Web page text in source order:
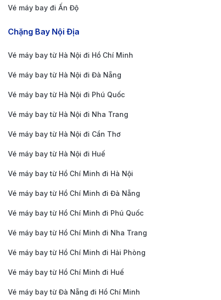
từ Phú Quốc đến Madrid, bạn cần lưu ý một số kinh
nghiệm sau:
bạn có nhiều lựa chọn về lịch trình và giá vé tốt
hơn. Giá vé thường tăng cao vào các dịp lễ, tết
hoặc mùa du lịch cao điểm, vì vậy hãy lên kế
Theo dõi các chương trình khuyến mãi:
hàng không thường xuyên tổ chức các đợt giảm
giá vào các dịp lễ hoặc mùa thấp điểm. Bạn có thể
dễ dàng so sánh giá vé từ nhiều hãng thông qua
với ngân sách và kế hoạch của mình, đồng thời
không bỏ lỡ các ưu đãi đặc biệt.
Sử dụng các dịch vụ trực tuyến uy tín
các trang web uy tín có thể giúp bạn dễ dàng so
các ưu đãi hấp dẫn. Hệ thống trực tuyến còn giúp
bạn tiết kiệm thời gian và công sức trong việc tìm
Vé máy bay đi Ấn Độ
Chặng Bay Nội Địa
Vé máy bay từ Hà Nội đi Hồ Chí Minh
Vé máy bay từ Hà Nội đi Đà Nẵng
Vé máy bay từ Hà Nội đi Phú Quốc
Vé máy bay từ Hà Nội đi Nha Trang
Vé máy bay từ Hà Nội đi Cần Thơ
Vé máy bay từ Hà Nội đi Huế
Vé máy bay từ Hồ Chí Minh đi Hà Nội
Vé máy bay từ Hồ Chí Minh đi Đà Nẵng
Vé máy bay từ Hồ Chí Minh đi Phú Quốc
Vé máy bay từ Hồ Chí Minh đi Nha Trang
Vé máy bay từ Hồ Chí Minh đi Hải Phòng
Vé máy bay từ Hồ Chí Minh đi Huế
Vé máy bay từ Đà Nẵng đi Hồ Chí Minh